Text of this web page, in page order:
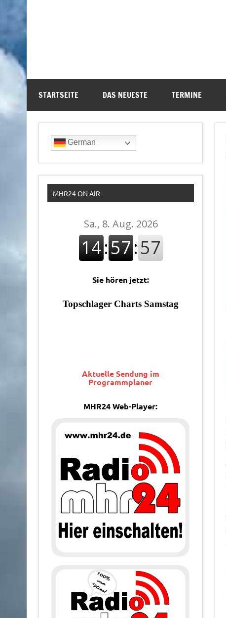
STARTSEITE DAS NEUESTE TERMINE
German
MHR24 ON AIR
Sie hören jetzt:
Aktuelle Sendung im
Programmplaner
MHR24 Web-Player: